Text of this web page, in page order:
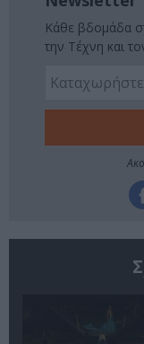
Κάθε βδομάδα
την Τέχνη και